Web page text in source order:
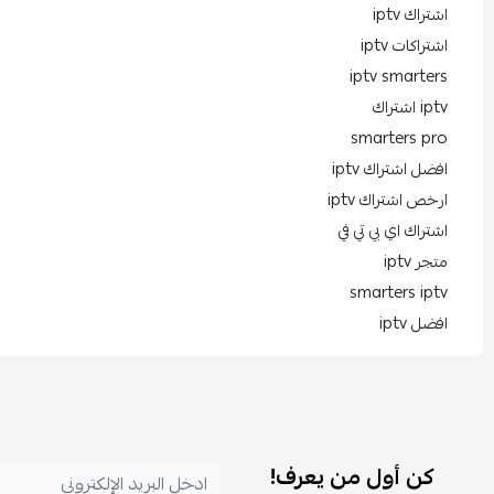
اشتراك iptv
اشتراكات iptv
iptv smarters
iptv اشتراك
smarters pro
افضل اشتراك iptv
ارخص اشتراك iptv
اشتراك اي بي تي في
متجر iptv
smarters iptv
افضل iptv
كن أول من يعرف!